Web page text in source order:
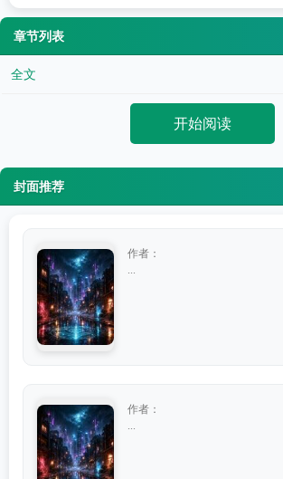
章节列表
全文
开始阅读
封面推荐
作者：
作者：